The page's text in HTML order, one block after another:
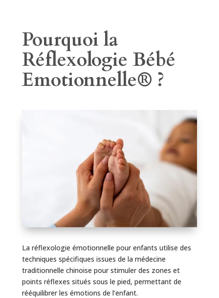
Pourquoi la
Réflexologie Bébé
Emotionnelle® ?
La réflexologie émotionnelle pour enfants utilise des
techniques spécifiques issues de la médecine
traditionnelle chinoise pour stimuler des zones et
points réflexes situés sous le pied, permettant de
rééquilibrer les émotions de l’enfant.